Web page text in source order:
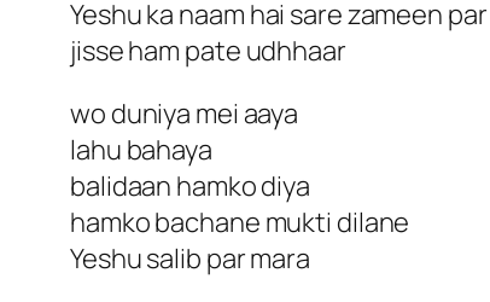
Yeshu ka naam hai sare zameen par
jisse ham pate udhhaar
wo duniya mei aaya
lahu bahaya
balidaan hamko diya
hamko bachane mukti dilane
Yeshu salib par mara